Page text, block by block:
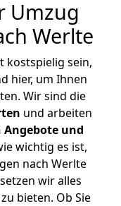
Umzug
Werlte
kostspielig sein,
hier, um Ihnen
Wir sind die
und arbeiten
Angebote und
wichtig es ist,
nach Werlte
wir alles
bieten. Ob Sie